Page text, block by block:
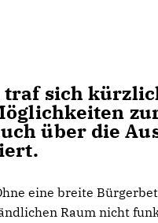
traf sich
über die
eine breite
Raum nicht